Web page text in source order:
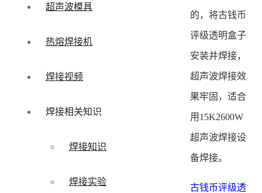
超声波模具
热熔焊接机
焊接视频
焊接相关知识
焊接知识
焊接实验
的，将古钱币
评级透明盒子
安装并焊接，
超声波焊接效
果牢固，适合
用15K2600W
超声波焊接设
备焊接。
古钱币评级透